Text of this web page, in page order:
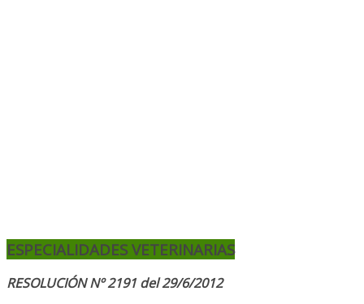
ESPECIALIDADES VETERINARIAS
RESOLUCIÓN Nº 2191 del 29/6/2012